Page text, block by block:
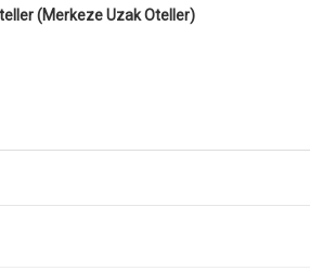
(Merkeze Uzak Oteller)